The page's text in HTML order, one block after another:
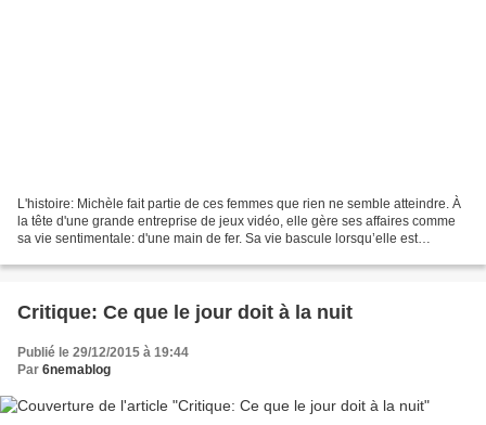
L'histoire: Michèle fait partie de ces femmes que rien ne semble atteindre. À
la tête d'une grande entreprise de jeux vidéo, elle gère ses affaires comme
sa vie sentimentale: d'une main de fer. Sa vie bascule lorsqu’elle est
Critique: Ce que le jour doit à la nuit
Publié le 29/12/2015 à 19:44
Par 6nemablog